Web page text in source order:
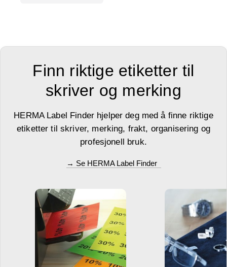
Finn riktige etiketter til
skriver og merking
HERMA Label Finder hjelper deg med å finne riktige
etiketter til skriver, merking, frakt, organisering og
profesjonell bruk.
→ Se HERMA Label Finder